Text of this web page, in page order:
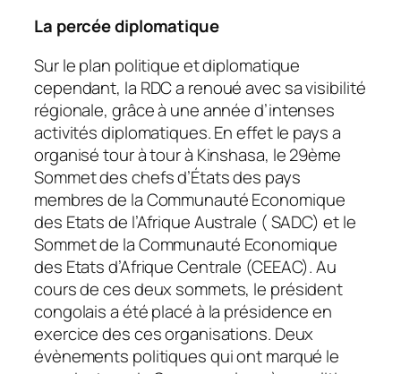
La percée diplomatique
Sur le plan politique et diplomatique
cependant, la RDC a renoué avec sa visibilité
régionale, grâce à une année d’intenses
activités diplomatiques. En effet le pays a
organisé tour à tour à Kinshasa, le 29ème
Sommet des chefs d’États des pays
membres de la Communauté Economique
des Etats de l’Afrique Australe ( SADC) et le
Sommet de la Communauté Economique
des Etats d’Afrique Centrale (CEEAC). Au
cours de ces deux sommets, le président
congolais a été placé à la présidence en
exercice des ces organisations. Deux
évènements politiques qui ont marqué le